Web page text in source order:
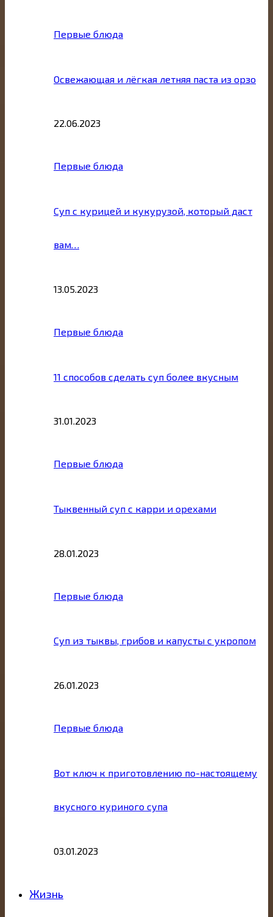
Первые блюда
Освежающая и лёгкая летняя паста из орзо
22.06.2023
Первые блюда
Суп с курицей и кукурузой, который даст
вам…
13.05.2023
Первые блюда
11 способов сделать суп более вкусным
31.01.2023
Первые блюда
Тыквенный суп с карри и орехами
28.01.2023
Первые блюда
Суп из тыквы, грибов и капусты с укропом
26.01.2023
Первые блюда
Вот ключ к приготовлению по-настоящему
вкусного куриного супа
03.01.2023
Жизнь